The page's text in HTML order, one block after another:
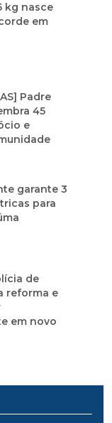
kg nasce
em
Padre
45
e
garante 3
para
de
reforma e
em novo